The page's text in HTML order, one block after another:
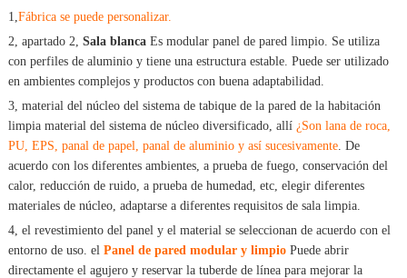
1,Fábrica se puede personalizar.
2, apartado 2, Sala blanca Es modular panel de pared limpio. Se utiliza
con perfiles de aluminio y tiene una estructura estable. Puede ser utilizado
en ambientes complejos y productos con buena adaptabilidad.
3, material del núcleo del sistema de tabique de la pared de la habitación
limpia material del sistema de núcleo diversificado, allí ¿Son lana de roca,
PU, EPS, panal de papel, panal de aluminio y así sucesivamente. De
acuerdo con los diferentes ambientes, a prueba de fuego, conservación del
calor, reducción de ruido, a prueba de humedad, etc, elegir diferentes
materiales de núcleo, adaptarse a diferentes requisitos de sala limpia.
4, el revestimiento del panel y el material se seleccionan de acuerdo con el
entorno de uso. el Panel de pared modular y limpioPuede abrir
directamente el agujero y reservar la tuberde de línea para mejorar la